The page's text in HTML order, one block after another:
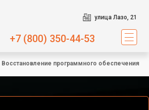
улица Лазо, 21
+7 (800) 350-44-53
Восстановление программного обеспечения